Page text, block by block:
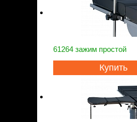
61264 зажим простой
Купить